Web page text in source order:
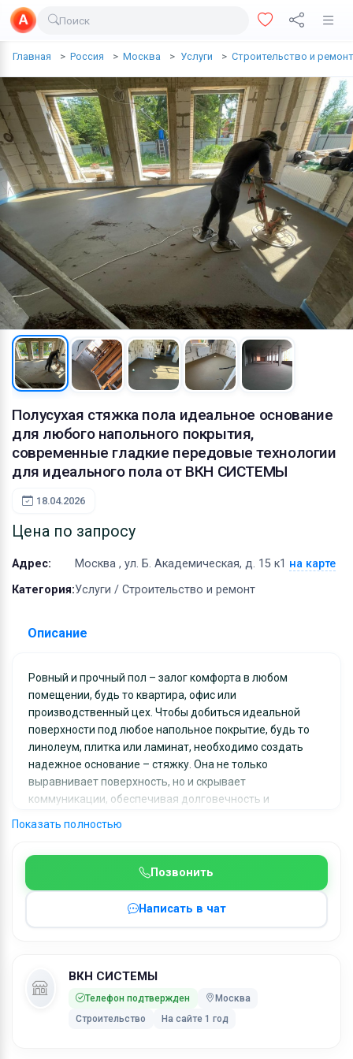
Поиск
Главная Россия Москва Услуги Строительство и ремонт
Полусухая стяжка пола идеальное основание
для любого напольного покрытия,
современные гладкие передовые технологии
для идеального пола от ВКН СИСТЕМЫ
18.04.2026
Позвонить
Написать в чат
ВКН СИСТЕМЫ
Телефон подтвержден
Москва
Строительство
На сайте 1 год
Цена по запросу
Адрес: Москва , ул. Б. Академическая, д. 15 к1 на карте
Категория:Услуги / Строительство и ремонт
Описание
Ровный и прочный пол – залог комфорта в любом
помещении, будь то квартира, офис или
производственный цех. Чтобы добиться идеальной
поверхности под любое напольное покрытие, будь то
линолеум, плитка или ламинат, необходимо создать
надежное основание – стяжку. Она не только
выравнивает поверхность, но и скрывает
коммуникации, обеспечивая долговечность и
современных – полусухая стяжка. Наша компания
специализируется на этом методе, используя
передовое немецкое оборудование и опыт
используется пескоцементная смесь с минимальным
количеством воды. В отличие от традиционной
&quot;мокрой&quot; стяжки, здесь получается не
жидкий раствор, а рассыпчатая масса, которая
Показать полностью
Доставка еды
Транспорт
Недвижимость
Услуги
Личные вещи
Электроника
Все для дома
Хобби и отдых
Животные
Оборудование
Материалы